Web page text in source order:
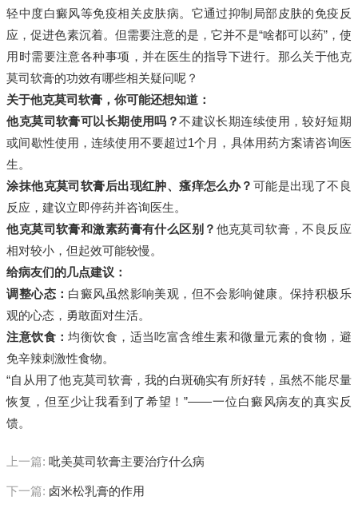
轻中度白癜风等免疫相关皮肤病。它通过抑制局部皮肤的免疫反
应，促进色素沉着。但需要注意的是，它并不是“啥都可以药”，使
用时需要注意各种事项，并在医生的指导下进行。那么关于他克
莫司软膏的功效有哪些相关疑问呢？
关于他克莫司软膏，你可能还想知道：
他克莫司软膏可以长期使用吗？不建议长期连续使用，较好短期
或间歇性使用，连续使用不要超过1个月，具体用药方案请咨询医
生。
涂抹他克莫司软膏后出现红肿、瘙痒怎么办？ 可能是出现了不良
反应，建议立即停药并咨询医生。
他克莫司软膏和激素药膏有什么区别？ 他克莫司软膏，不良反应
相对较小，但起效可能较慢。
给病友们的几点建议：
调整心态： 白癜风虽然影响美观，但不会影响健康。保持积极乐
观的心态，勇敢面对生活。
注意饮食：均衡饮食，适当吃富含维生素和微量元素的食物，避
免辛辣刺激性食物。
“自从用了他克莫司软膏，我的白斑确实有所好转，虽然不能尽量
恢复，但至少让我看到了希望！”——一位白癜风病友的真实反
馈。
上一篇:吡美莫司软膏主要治疗什么病
下一篇: 卤米松乳膏的作用